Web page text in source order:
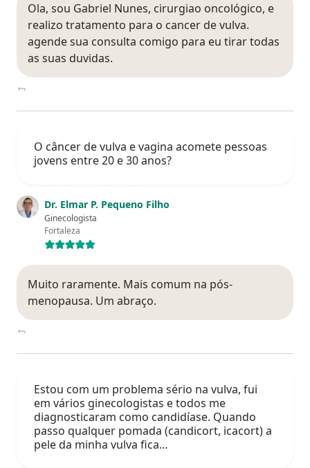
Ola, sou Gabriel Nunes, cirurgiao oncológico, e
realizo tratamento para o cancer de vulva.
agende sua consulta comigo para eu tirar todas
as suas duvidas.
O câncer de vulva e vagina acomete pessoas
jovens entre 20 e 30 anos?
Dr. Elmar P. Pequeno Filho
Ginecologista
Fortaleza
Muito raramente. Mais comum na pós-
menopausa. Um abraço.
Estou com um problema sério na vulva, fui
em vários ginecologistas e todos me
diagnosticaram como candidíase. Quando
passo qualquer pomada (candicort, icacort) a
pele da minha vulva fica…